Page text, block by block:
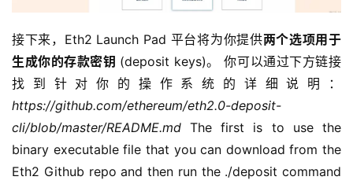
接下来，Eth2 Launch Pad 平台将为你提供两个选项用于
生成你的存款密钥 (deposit keys)。 你可以通过下方链接
找到针对你的操作系统的详细说明：
https://github.com/ethereum/eth2.0-deposit-
cli/blob/master/README.md The first is to use the
binary executable file that you can download from the
Eth2 Github repo and then run the ./deposit command